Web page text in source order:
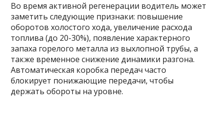
Во время активной регенерации водитель может
заметить следующие признаки: повышение
оборотов холостого хода, увеличение расхода
топлива (до 20-30%), появление характерного
запаха горелого металла из выхлопной трубы, а
также временное снижение динамики разгона.
Автоматическая коробка передач часто
блокирует понижающие передачи, чтобы
держать обороты на уровне.